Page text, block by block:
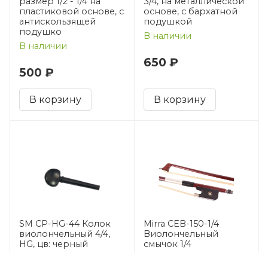
пластиковой основе, с
антискользящей
подушко
В наличии
500 ₽
В корзину
основе, с бархатной
подушкой
В наличии
650 ₽
В корзину
SM CP-HG-44 Колок
виолончельный 4/4,
HG, цв: черный
Mirra CEB-150-1/4
Виолончельный
смычок 1/4